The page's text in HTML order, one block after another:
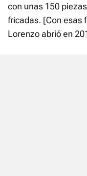
con unas 150
fricadas. [Con esas
Lorenzo abrió en